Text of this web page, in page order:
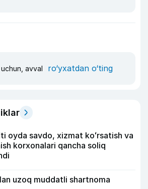
avval ro‘yxatdan o‘ting
oyda savdo, xizmat koʻrsatish va
korxonalari qancha soliq
uzoq muddatli shartnoma